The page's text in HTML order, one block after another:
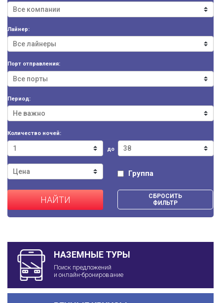
Лайнер:
Порт отправления:
Период:
Количество ночей:
до
Группа
НАЙТИ
СБРОСИТЬ
ФИЛЬТР
НАЗЕМНЫЕ ТУРЫ
Поиск предложений
и онлайн-бронирование